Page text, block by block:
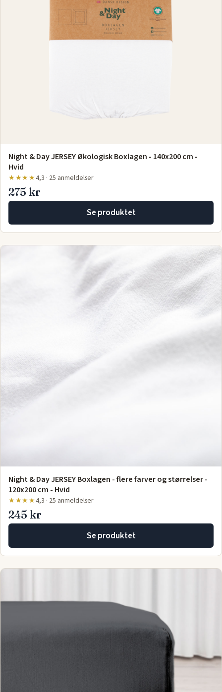
Night & Day JERSEY Økologisk Boxlagen - 140x200 cm -
Hvid
★★★★4,3 · 25 anmeldelser
275 kr
Se produktet
Night & Day JERSEY Boxlagen - flere farver og størrelser -
120x200 cm - Hvid
★★★★4,3 · 25 anmeldelser
245 kr
Se produktet